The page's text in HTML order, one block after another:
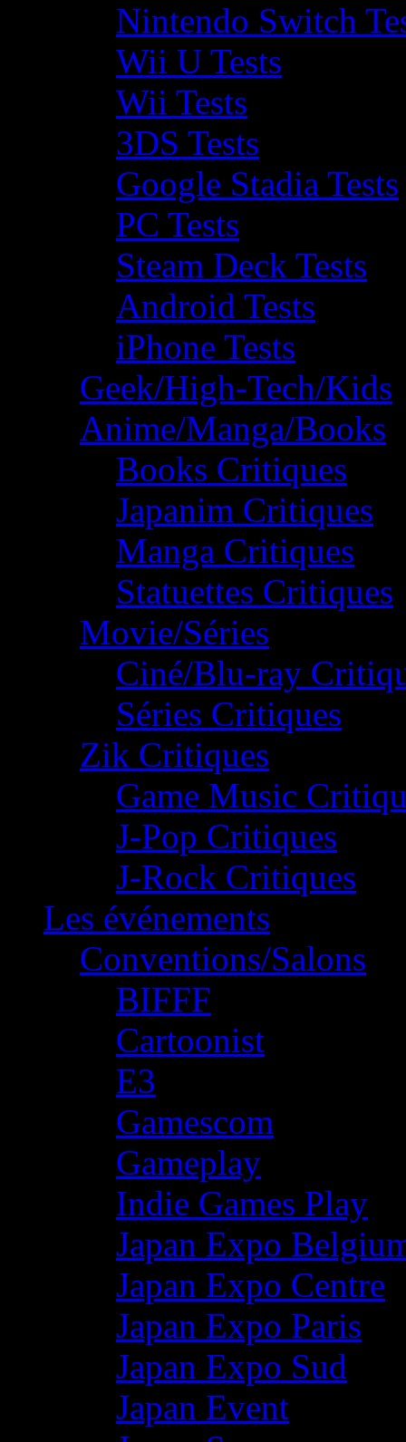
Nintendo Switch
Wii U Tests
Wii Tests
3DS Tests
Google Stadia Tests
PC Tests
Steam Deck Tests
Android Tests
iPhone Tests
Geek/High-Tech/Kids
Anime/Manga/Books
Books Critiques
Japanim Critiques
Manga Critiques
Statuettes Critiques
Movie/Séries
Ciné/Blu-ray
Séries Critiques
Zik Critiques
Game Music
J-Pop Critiques
J-Rock Critiques
Les événements
Conventions/Salons
BIFFF
Cartoonist
E3
Gamescom
Gameplay
Indie Games Play
Japan Expo
Japan Expo Centre
Japan Expo Paris
Japan Expo Sud
Japan Event